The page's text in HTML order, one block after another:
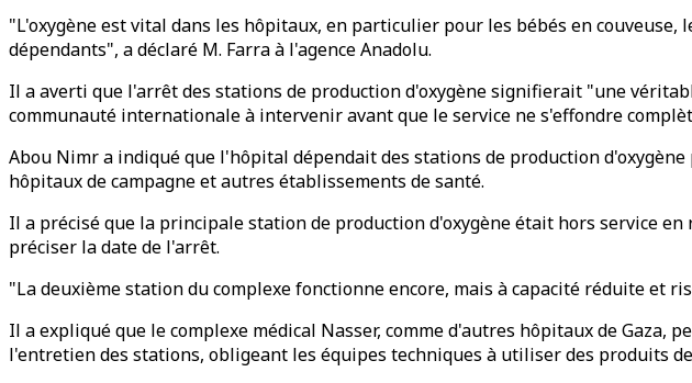
"L'oxygène est vital dans les hôpitaux, en particulier pour les bébés en
dépendants", a déclaré M. Farra à l'agence Anadolu.
Il a averti que l'arrêt des stations de production d'oxygène signifierait "une
communauté internationale à intervenir avant que le service ne s'effondre
Abou Nimr a indiqué que l'hôpital dépendait des stations de production
hôpitaux de campagne et autres établissements de santé.
Il a précisé que la principale station de production d'oxygène était hors service
préciser la date de l'arrêt.
"La deuxième station du complexe fonctionne encore, mais à capacité réduite et
Il a expliqué que le complexe médical Nasser, comme d'autres hôpitaux de Gaza,
l'entretien des stations, obligeant les équipes techniques à utiliser des produits